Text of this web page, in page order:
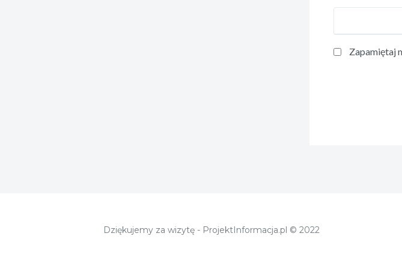
Zapamiętaj
Dziękujemy za wizytę - ProjektInformacja.pl © 2022